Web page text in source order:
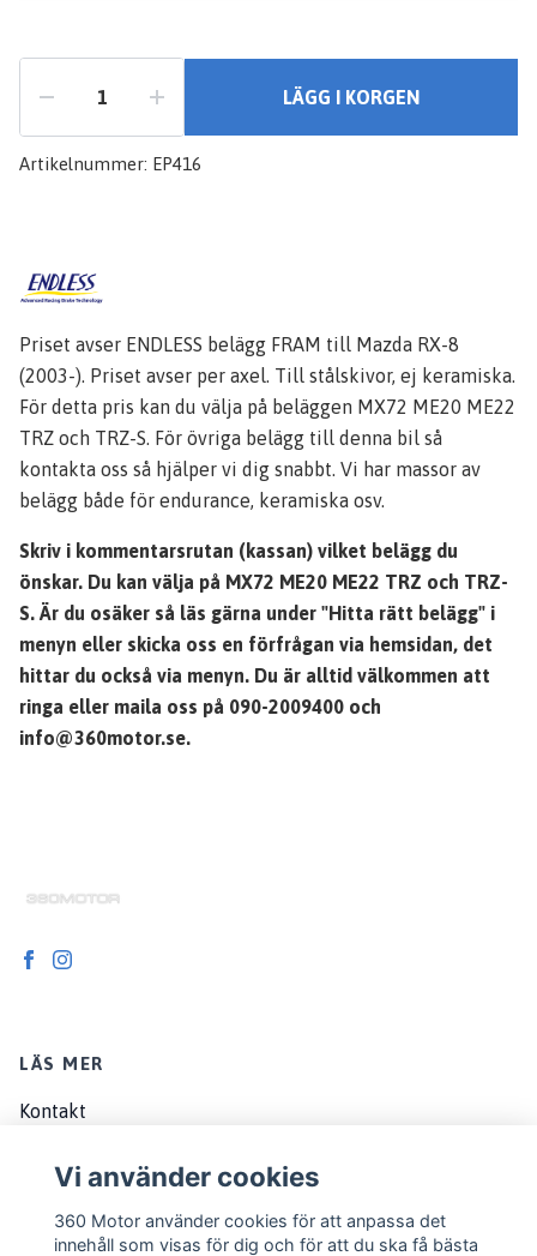
LÄGG I KORGEN
Artikelnummer: EP416
Priset avser ENDLESS belägg FRAM till Mazda RX-8
(2003-). Priset avser per axel. Till stålskivor, ej keramiska.
För detta pris kan du välja på beläggen MX72 ME20 ME22
TRZ och TRZ-S. För övriga belägg till denna bil så
kontakta oss så hjälper vi dig snabbt. Vi har massor av
belägg både för endurance, keramiska osv.
Skriv i kommentarsrutan (kassan) vilket belägg du
önskar. Du kan välja på MX72 ME20 ME22 TRZ och TRZ-
S. Är du osäker så läs gärna under "Hitta rätt belägg" i
menyn eller skicka oss en förfrågan via hemsidan, det
hittar du också via menyn. Du är alltid välkommen att
ringa eller maila oss på 090-2009400 och
info@360motor.se.
LÄS MER
Kontakt
Köpvillkor
EU customers
Vi använder cookies
360 Motor använder cookies för att anpassa det
innehåll som visas för dig och för att du ska få bästa